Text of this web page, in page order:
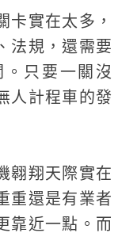
卡實在太多，
法規，還需要
只要一關沒
人計程車的發
翱翔天際實在
重還是有業者
靠近一點。而